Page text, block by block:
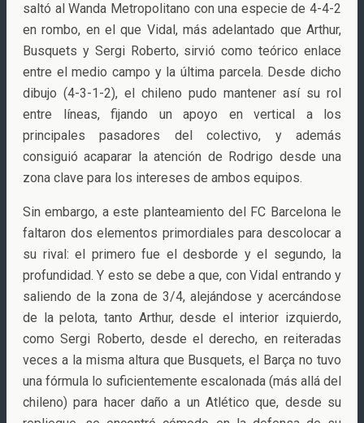
saltó al Wanda Metropolitano con una especie de 4-4-2
en rombo, en el que Vidal, más adelantado que Arthur,
Busquets y Sergi Roberto, sirvió como teórico enlace
entre el medio campo y la última parcela. Desde dicho
dibujo (4-3-1-2), el chileno pudo mantener así su rol
entre líneas, fijando un apoyo en vertical a los
principales pasadores del colectivo, y además
consiguió acaparar la atención de Rodrigo desde una
zona clave para los intereses de ambos equipos.
Sin embargo, a este planteamiento del FC Barcelona le
faltaron dos elementos primordiales para descolocar a
su rival: el primero fue el desborde y el segundo, la
profundidad. Y esto se debe a que, con Vidal entrando y
saliendo de la zona de 3/4, alejándose y acercándose
de la pelota, tanto Arthur, desde el interior izquierdo,
como Sergi Roberto, desde el derecho, en reiteradas
veces a la misma altura que Busquets, el Barça no tuvo
una fórmula lo suficientemente escalonada (más allá del
chileno) para hacer daño a un Atlético que, desde su